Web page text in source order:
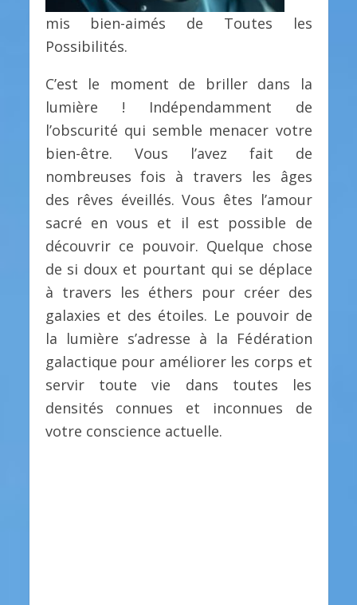
mis bien-aimés de Toutes les
Possibilités.
C’est le moment de briller dans la
lumière ! Indépendamment de
l’obscurité qui semble menacer votre
bien-être. Vous l’avez fait de
nombreuses fois à travers les âges
des rêves éveillés. Vous êtes l’amour
sacré en vous et il est possible de
découvrir ce pouvoir. Quelque chose
de si doux et pourtant qui se déplace
à travers les éthers pour créer des
galaxies et des étoiles. Le pouvoir de
la lumière s’adresse à la Fédération
galactique pour améliorer les corps et
servir toute vie dans toutes les
densités connues et inconnues de
votre conscience actuelle.